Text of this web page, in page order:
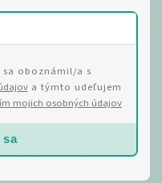
oboznámil/a s
a týmto udeľujem
mojich osobných údajov